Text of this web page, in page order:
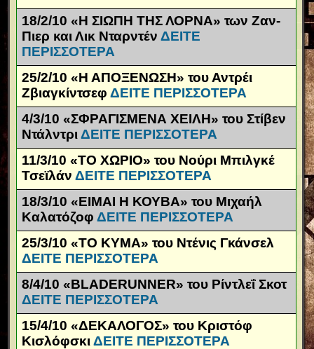
18/2/10 «Η ΣΙΩΠΗ ΤΗΣ ΛΟΡΝΑ» των Ζαν-
Πιερ και Λικ Νταρντέν ΔΕΙΤΕ
ΠΕΡΙΣΣΟΤΕΡΑ
25/2/10 «Η ΑΠΟΞΕΝΩΣΗ» του Αντρέι
Ζβιαγκίντσεφ ΔΕΙΤΕ ΠΕΡΙΣΣΟΤΕΡΑ
4/3/10 «ΣΦΡΑΓΙΣΜΕΝΑ ΧΕΙΛΗ» του Στίβεν
Ντάλντρι ΔΕΙΤΕ ΠΕΡΙΣΣΟΤΕΡΑ
11/3/10 «ΤΟ ΧΩΡΙΟ» του Νούρι Μπιλγκέ
Τσεϊλάν ΔΕΙΤΕ ΠΕΡΙΣΣΟΤΕΡΑ
18/3/10 «ΕΙΜΑΙ Η ΚΟΥΒΑ» του Μιχαήλ
Καλατόζοφ ΔΕΙΤΕ ΠΕΡΙΣΣΟΤΕΡΑ
25/3/10 «ΤΟ ΚΥΜΑ» του Ντένις Γκάνσελ
ΔΕΙΤΕ ΠΕΡΙΣΣΟΤΕΡΑ
8/4/10 «BLADERUNNER» του Ρίντλεΐ Σκοτ
ΔΕΙΤΕ ΠΕΡΙΣΣΟΤΕΡΑ
15/4/10 «ΔΕΚΑΛΟΓΟΣ» του Κριστόφ
Κισλόφσκι ΔΕΙΤΕ ΠΕΡΙΣΣΟΤΕΡΑ